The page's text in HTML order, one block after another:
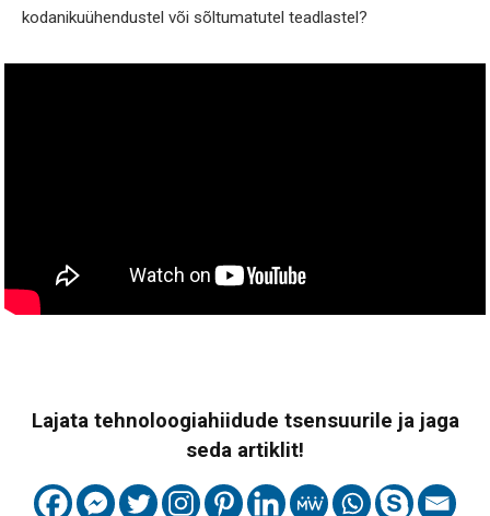
kodanikuühendustel või sõltumatutel teadlastel?
Lajata tehnoloogiahiidude tsensuurile ja jaga
seda artiklit!